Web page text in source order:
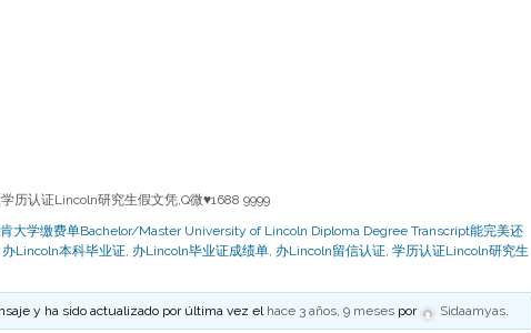
历认证Lincoln研究生假文凭,Q微♥1688 9999
大学缴费单Bachelor/Master University of Lincoln Diploma Degree Transcript能完美还
办Lincoln本科毕业证, 办Lincoln毕业证成绩单, 办Lincoln留信认证, 学历认证Lincoln研究生
y ha sido actualizado por última vez el hace 3 años, 9 meses por Sidaamyas.